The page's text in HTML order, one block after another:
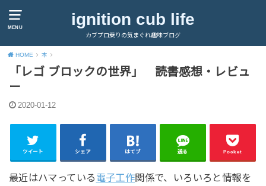
MENU ignition cub life
カブプロ乗りの気まぐれ趣味ブログ
HOME 本
「レゴ ブロックの世界」 読書感想・レビュ
ー
2020-01-12
ツイート シェア はてブ 送る Pocket
最近はハマっている 電子工作関係で、いろいろと情報を